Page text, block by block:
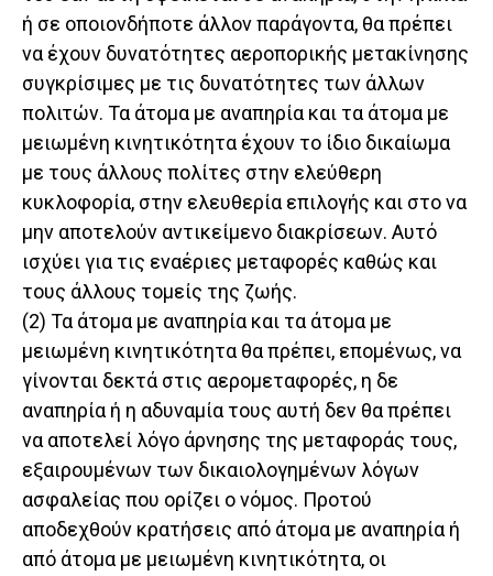
ή σε οποιονδήποτε άλλον παράγοντα, θα πρέπει
να έχουν δυνατότητες αεροπορικής μετακίνησης
συγκρίσιμες με τις δυνατότητες των άλλων
πολιτών. Τα άτομα με αναπηρία και τα άτομα με
μειωμένη κινητικότητα έχουν το ίδιο δικαίωμα
με τους άλλους πολίτες στην ελεύθερη
κυκλοφορία, στην ελευθερία επιλογής και στο να
μην αποτελούν αντικείμενο διακρίσεων. Αυτό
ισχύει για τις εναέριες μεταφορές καθώς και
τους άλλους τομείς της ζωής.
(2) Τα άτομα με αναπηρία και τα άτομα με
μειωμένη κινητικότητα θα πρέπει, επομένως, να
γίνονται δεκτά στις αερομεταφορές, η δε
αναπηρία ή η αδυναμία τους αυτή δεν θα πρέπει
να αποτελεί λόγο άρνησης της μεταφοράς τους,
εξαιρουμένων των δικαιολογημένων λόγων
ασφαλείας που ορίζει ο νόμος. Προτού
αποδεχθούν κρατήσεις από άτομα με αναπηρία ή
από άτομα με μειωμένη κινητικότητα, οι